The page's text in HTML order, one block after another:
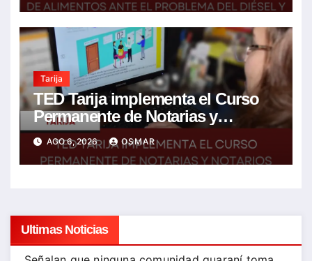
agrícolas
Tarija
TED Tarija implementa el Curso
Permanente de Notarias y
Notarios Electorales 2026
AGO 6, 2026 OSMAR
Ultimas Noticias